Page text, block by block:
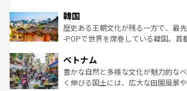
ワイを、存分に味わってほしい。 なお、新着のハワイ情報
はコンテンツ一覧を参照してほしい。
いる。アクティビティも充実しており
ビング、ハイキングなど、アウトド
い。オーストラリアの多彩な魅力を
参照してほしい。
ン）、静ひつな山岳地帯である台湾東
と山間の静けさが共存しており、訪
驚きをもたらしてくれる。また、奥
容にもいいと評判のスイーツなど、バ
が味わえる。 なお、新着の台湾情報は
照してほしい。
韓国
歴史ある王朝文化が残る一方で、最
-POPで世界を席巻している韓国。首
き、地方に足を延ばせば四季折々の自
できる。そして、キムチや焼肉、絶
まで、さまざまな韓国料理が待って
ベトナム
豊かな自然と多様な文化が魅力的な
く伸びる国土には、広大な田園風景